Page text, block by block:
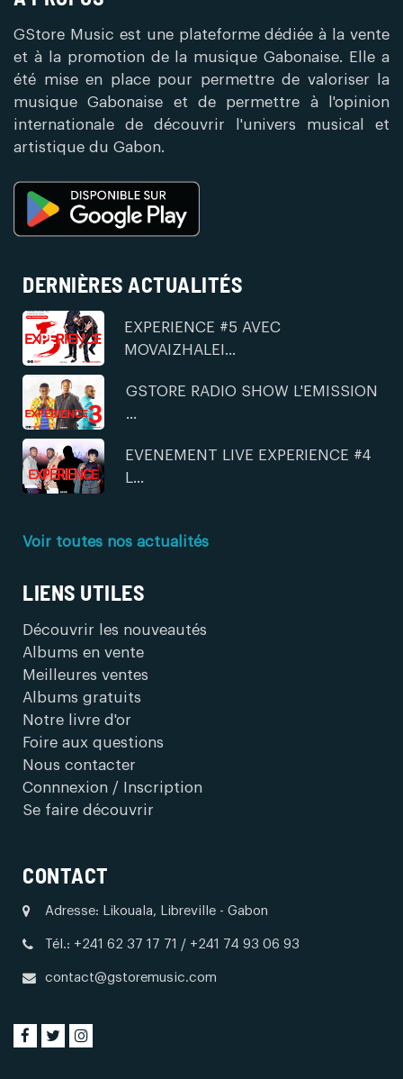
GStore Music est une plateforme dédiée à la vente
et à la promotion de la musique Gabonaise. Elle a
été mise en place pour permettre de valoriser la
musique Gabonaise et de permettre à l'opinion
internationale de découvrir l'univers musical et
artistique du Gabon.
DERNIÈRES ACTUALITÉS
EXPERIENCE #5 AVEC
MOVAIZHALEI...
GSTORE RADIO SHOW L'EMISSION
...
EVENEMENT LIVE EXPERIENCE #4
L...
Voir toutes nos actualités
LIENS UTILES
Découvrir les nouveautés
Albums en vente
Meilleures ventes
Albums gratuits
Notre livre d'or
Foire aux questions
Nous contacter
Connnexion / Inscription
Se faire découvrir
CONTACT
Adresse: Likouala, Libreville - Gabon
Tél.: +241 62 37 17 71 / +241 74 93 06 93
contact@gstoremusic.com